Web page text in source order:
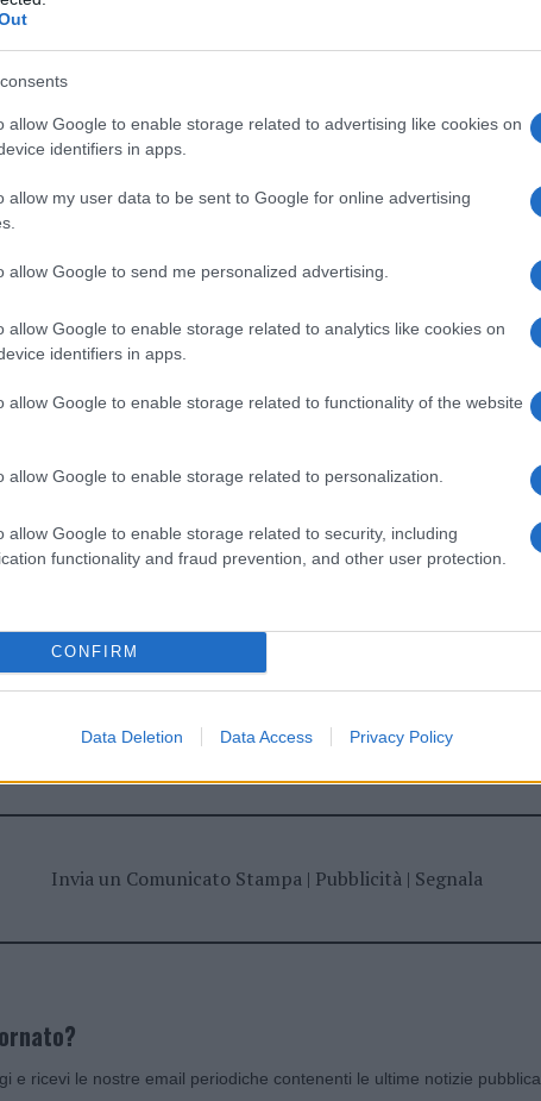
allow Google to enable storage related to advertising like cookies on
identifiers in apps.
allow my user data to be sent to Google for online advertising
allow Google to send me personalized advertising.
allow Google to enable storage related to analytics like cookies on
identifiers in apps.
allow Google to enable storage related to functionality of the website
allow Google to enable storage related to personalization.
allow Google to enable storage related to security, including
functionality and fraud prevention, and other user protection.
CONFIRM
Data Deletion Data Access Privacy Policy
Sardegna
i tuoi video e le tue foto
+39 345 356 7512
di GalluraOggi.it
news da
Prossimo articolo
Invia un Comunicato Stampa| Pubblicità| Segnala
e ricevi le nostre email periodiche contenenti le ultime notizie